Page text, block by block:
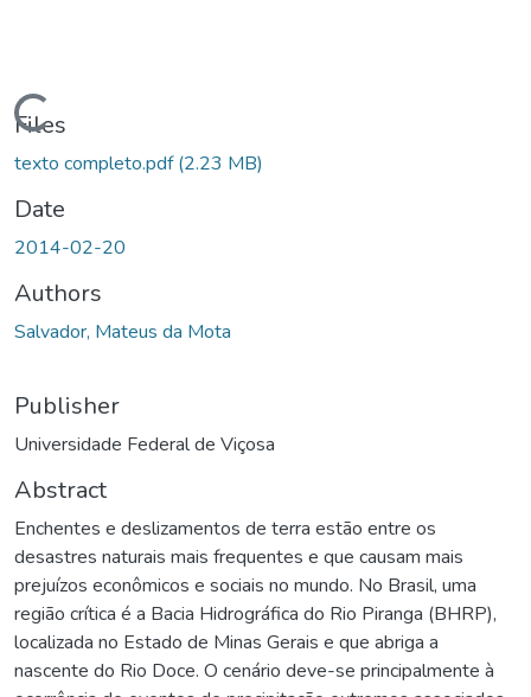
Files
texto completo.pdf(2.23 MB)
Date
2014-02-20
Authors
Salvador, Mateus da Mota
Publisher
Universidade Federal de Viçosa
Abstract
Enchentes e deslizamentos de terra estão entre os
desastres naturais mais frequentes e que causam mais
prejuízos econômicos e sociais no mundo. No Brasil, uma
região crítica é a Bacia Hidrográfica do Rio Piranga (BHRP),
localizada no Estado de Minas Gerais e que abriga a
nascente do Rio Doce. O cenário deve-se principalmente à